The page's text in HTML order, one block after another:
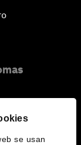
se usan